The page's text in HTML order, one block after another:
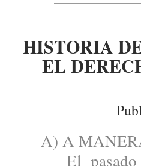
HISTORIA
EL
A) A
El pasado